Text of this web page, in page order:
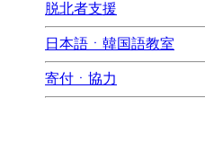
脱北者支援
日本語ㆍ韓国語教室
寄付ㆍ協力